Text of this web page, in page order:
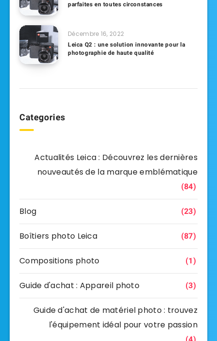
parfaites en toutes circonstances
Décembre 16, 2022
Leica Q2 : une solution innovante pour la
photographie de haute qualité
Categories
Actualités Leica : Découvrez les dernières
nouveautés de la marque emblématique
(84)
Blog (23)
Boîtiers photo Leica (87)
Compositions photo (1)
Guide d'achat : Appareil photo (3)
Guide d'achat de matériel photo : trouvez
l'équipement idéal pour votre passion
(4)